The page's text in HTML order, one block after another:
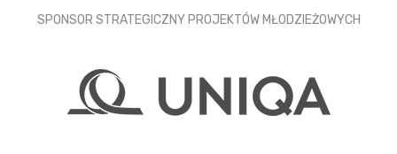
SPONSOR STRATEGICZNY PROJEKTÓW MŁODZIEŻOWYCH